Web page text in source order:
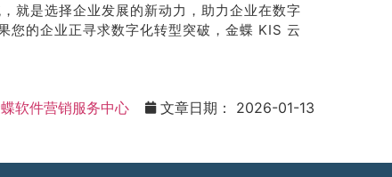
就是选择企业发展的新动力，助力企业在数字
您的企业正寻求数字化转型突破，金蝶 KIS 云
软件营销服务中心 文章日期： 2026-01-13